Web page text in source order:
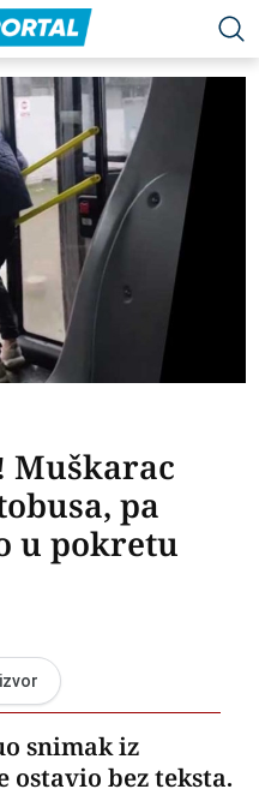
Muškarac
pa
u pokretu
snimak iz
ostavio bez teksta.